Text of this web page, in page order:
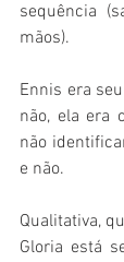
sequência
mãos).
Ennis era
não, ela era
não
e não.
Qualitativa,
Gloria está